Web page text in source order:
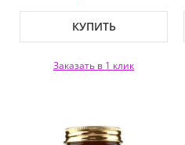
КУПИТЬ
Заказать в 1 клик